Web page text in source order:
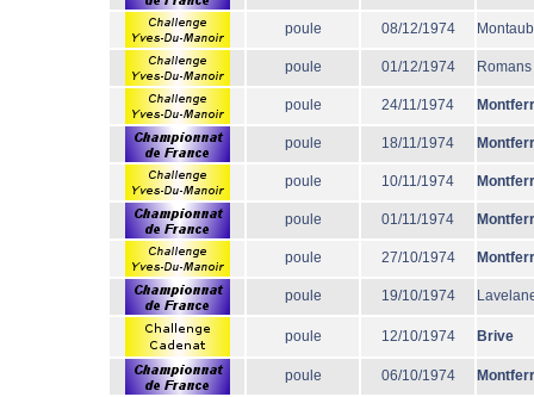
poule 08/12/1974
poule 01/12/1974 Romans
poule 24/11/1974
poule 18/11/1974
poule 10/11/1974
poule 01/11/1974
poule 27/10/1974
poule 19/10/1974
poule 12/10/1974 Brive
poule 06/10/1974